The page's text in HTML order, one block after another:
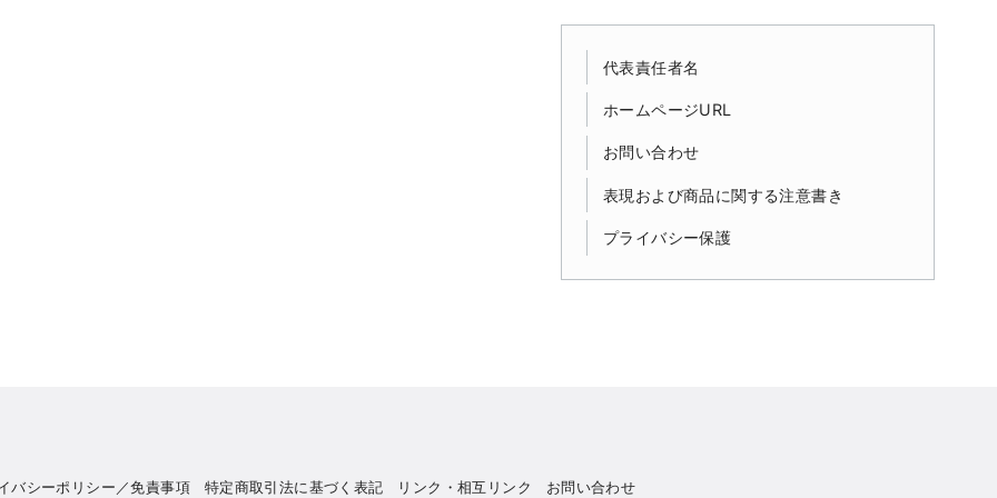
代表責任者名
ホームページURL
お問い合わせ
表現および商品に関する注意書き
プライバシー保護
バシーポリシー／免責事項 特定商取引法に基づく表記 リンク・相互リンク お問い合わせ